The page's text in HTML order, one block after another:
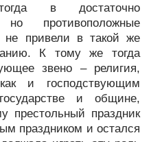
в достаточно
противоположные
не привели в такой же
К тому же тогда
звено – религия,
и господствующим
и общине,
престольный праздник
праздником и остался